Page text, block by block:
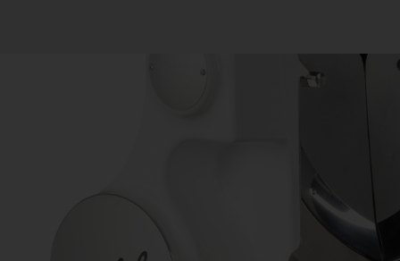
minimale, mantiene le caratteristiche tecniche del
Lama da 319mm in acciaio cromato 100cr6 con profilo
professionale: riduce gli sprechi e assicura fette uniformi
Sistema di avanzamento rapido e manopola di